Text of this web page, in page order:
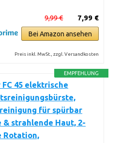
7,99 €
9,99 €
Bei Amazon ansehen
Preis inkl. MwSt., zzgl. Versandkosten
EMPFEHLUNG
FC 45 elektrische
für spürbar
& strahlende Haut, 2-
Rotation,